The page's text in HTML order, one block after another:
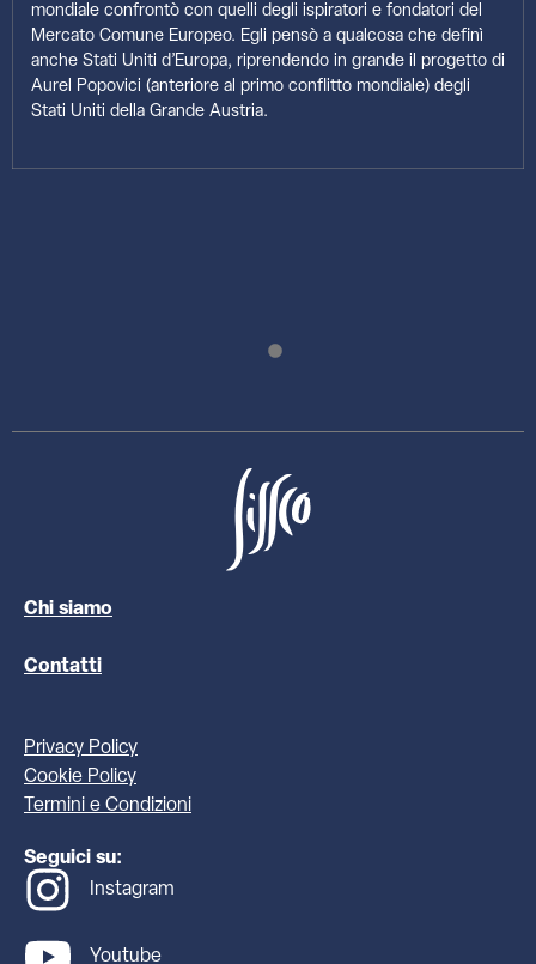
mondiale confrontò con quelli degli ispiratori e fondatori del
Mercato Comune Europeo. Egli pensò a qualcosa che definì
anche Stati Uniti d’Europa, riprendendo in grande il progetto di
Aurel Popovici (anteriore al primo conflitto mondiale) degli
Stati Uniti della Grande Austria.
Chi siamo
Contatti
Privacy Policy
Cookie Policy
Termini e Condizioni
Seguici su:
Instagram
Youtube